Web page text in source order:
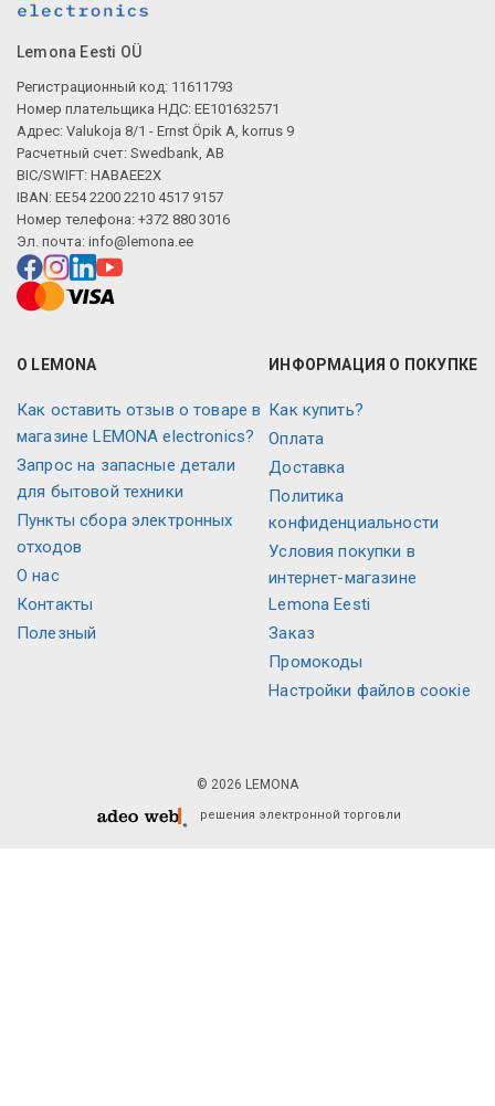
Lemona Eesti OÜ
Регистрационный код: 11611793
Номер плательщика НДС: EE101632571
Адрес: Valukoja 8/1 - Ernst Öpik A, korrus 9
Расчетный счет: Swedbank, AB
BIC/SWIFT: HABAEE2X
IBAN: EE54 2200 2210 4517 9157
Номер телефона: +372 880 3016
Эл. почта: info@lemona.ee
О LEMONA
Как оставить отзыв о товаре в
магазине LEMONA electronics?
Запрос на запасные детали
для бытовой техники
Пункты сбора электронных
отходов
О нас
Контакты
Полезный
ИНФОРМАЦИЯ О ПОКУПКЕ
Как купить?
Оплата
Доставка
Политика
конфиденциальности
Условия покупки в
интернет-магазине
Lemona Eesti
Заказ
Промокоды
Настройки файлов соокіе
© 2026 LEMONA
решения электронной торговли